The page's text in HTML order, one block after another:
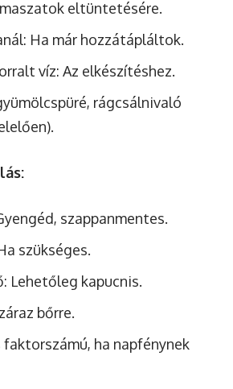
eltüntetésére.
Ha már hozzátápláltok.
víz: Az elkészítéshez.
rágcsálnivaló
szappanmentes.
szükséges.
Lehetőleg kapucnis.
bőrre.
ha napfénynek